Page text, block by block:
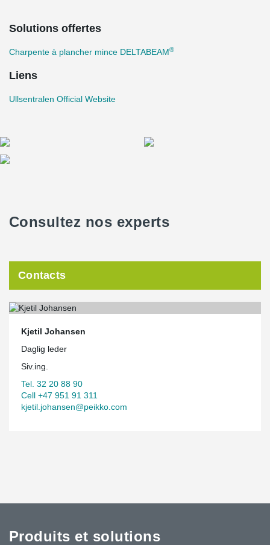
Solutions offertes
Charpente à plancher mince DELTABEAM®
Liens
Ullsentralen Official Website
Consultez nos experts
Contacts
Kjetil Johansen
Daglig leder
Siv.ing.
Tel. 32 20 88 90
Cell +47 951 91 311
kjetil.johansen@peikko.com
Produits et solutions